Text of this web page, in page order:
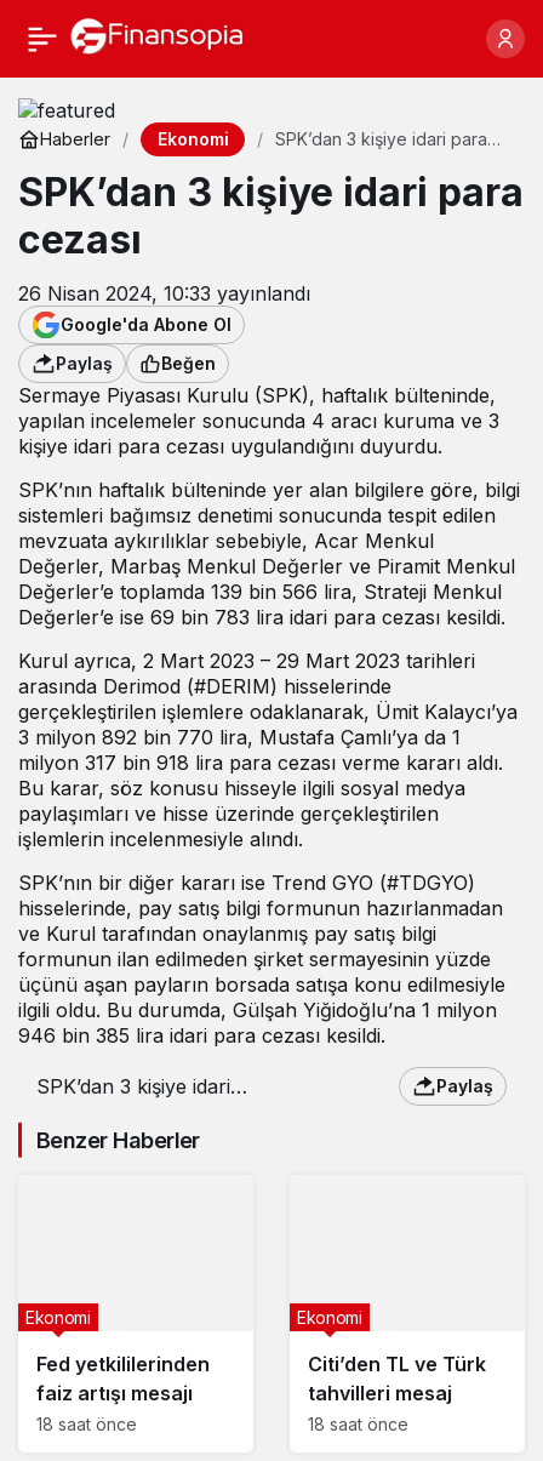
Haberler Ekonomi
SPK’dan 3 kişiye idari para
SPK’dan 3 kişiye idari para
cezası
26 Nisan 2024, 10:33 yayınlandı
Google'da Abone Ol
Paylaş
Beğen
Sermaye Piyasası Kurulu (SPK), haftalık bülteninde,
yapılan incelemeler sonucunda 4 aracı kuruma ve 3
kişiye idari para cezası uygulandığını duyurdu.
SPK’nın haftalık bülteninde yer alan bilgilere göre, bilgi
sistemleri bağımsız denetimi sonucunda tespit edilen
mevzuata aykırılıklar sebebiyle, Acar Menkul
Değerler, Marbaş Menkul Değerler ve Piramit Menkul
Değerler’e toplamda 139 bin 566 lira, Strateji Menkul
Değerler’e ise 69 bin 783 lira idari para cezası kesildi.
Kurul ayrıca, 2 Mart 2023 – 29 Mart 2023 tarihleri
arasında Derimod (#DERIM) hisselerinde
gerçekleştirilen işlemlere odaklanarak, Ümit Kalaycı’ya
3 milyon 892 bin 770 lira, Mustafa Çamlı’ya da 1
milyon 317 bin 918 lira para cezası verme kararı aldı.
Bu karar, söz konusu hisseyle ilgili sosyal medya
paylaşımları ve hisse üzerinde gerçekleştirilen
işlemlerin incelenmesiyle alındı.
SPK’nın bir diğer kararı ise Trend GYO (#TDGYO)
hisselerinde, pay satış bilgi formunun hazırlanmadan
ve Kurul tarafından onaylanmış pay satış bilgi
formunun ilan edilmeden şirket sermayesinin yüzde
üçünü aşan payların borsada satışa konu edilmesiyle
ilgili oldu. Bu durumda, Gülşah Yiğidoğlu’na 1 milyon
946 bin 385 lira idari para cezası kesildi.
SPK’dan 3 kişiye idari
Paylaş
Benzer Haberler
Fed yetkililerinden
faiz artışı mesajı
Ekonomi
18 saat önce
Citi’den TL ve Türk
tahvilleri mesaj
Ekonomi
18 saat önce